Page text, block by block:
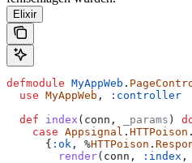
Elixir
defmodule MyAppWeb .
  use
MyAppWeb ,
:controller
  def
index (conn, _params )
    case
Appsignal . HTTPoison .
      {
:ok , %HTTPoison .
        render
(conn, :index ,